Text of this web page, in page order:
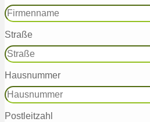
Straße
Hausnummer
Postleitzahl